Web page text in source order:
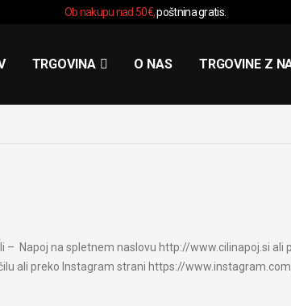
Ob nakupu nad 50€,poštnina gratis.
TRGOVINA O NAS TRGOVINE Z
– Napoj na spletnem naslovu http://www.cilinapoj.si
ali preko Instagram strani https://